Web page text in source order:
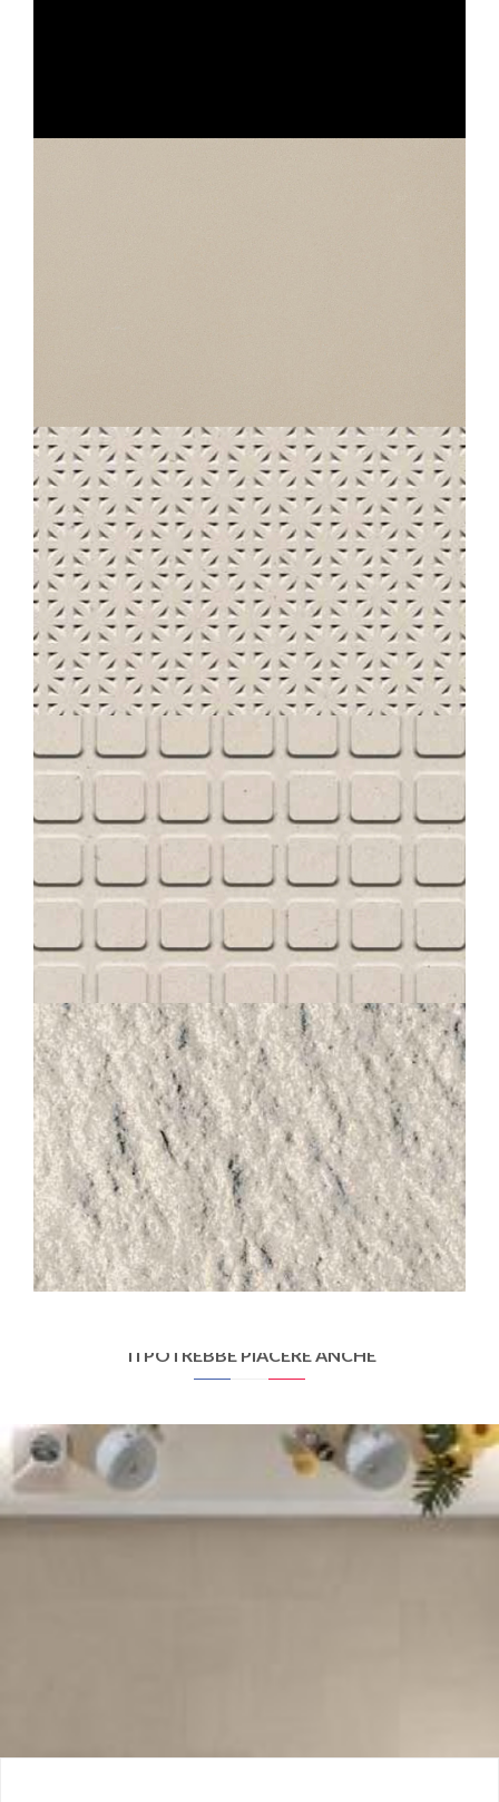
STANDARD
230 UNI BLANC CRÈME POINTE DE DIAMANT ANTISDRUCCIOLO
30X30
STANDARD
230 UNI BLANC CRÈME PASTILLE CARRÉES ANTISDRUCCIOLO
STANDARD
230 UNI BLANC CRÈME STRUTTURATO ANTISDRUCCIOLO
30X30
TI POTREBBE PIACERE ANCHE